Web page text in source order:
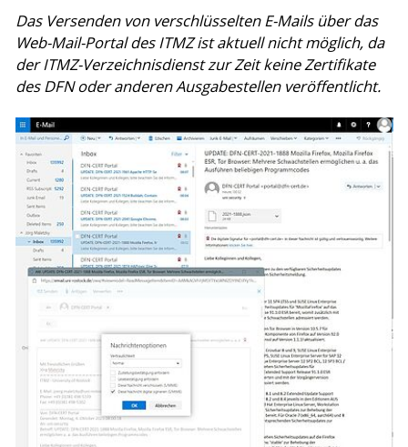
Das Versenden von verschlüsselten E-Mails über das
Web-Mail-Portal des ITMZ ist aktuell nicht möglich, da
der ITMZ-Verzeichnisdienst zur Zeit keine Zertifikate
des DFN oder anderen Ausgabestellen veröffentlicht.